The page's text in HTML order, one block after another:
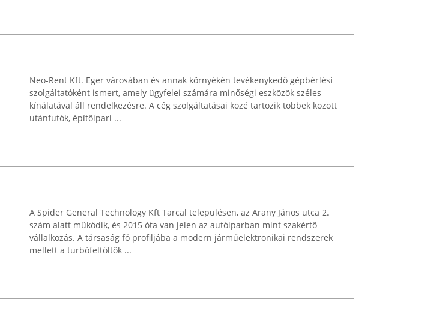
Neo-Rent Kft. Eger városában és annak környékén tevékenykedő gépbérlési
szolgáltatóként ismert, amely ügyfelei számára minőségi eszközök széles
kínálatával áll rendelkezésre. A cég szolgáltatásai közé tartozik többek között
utánfutók, építőipari ...
A Spider General Technology Kft Tarcal településen, az Arany János utca 2.
szám alatt működik, és 2015 óta van jelen az autóiparban mint szakértő
vállalkozás. A társaság fő profiljába a modern járműelektronikai rendszerek
mellett a turbófeltöltők ...